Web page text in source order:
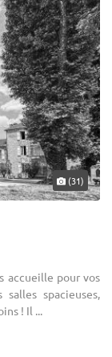
(31)
accueille pour vos
spacieuses,
! Il ...